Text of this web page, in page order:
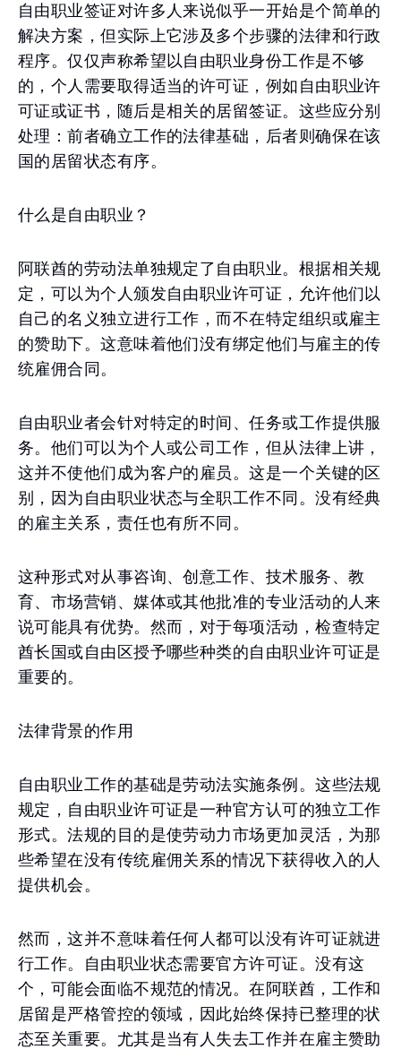
自由职业签证对许多人来说似乎一开始是个简单的
解决方案，但实际上它涉及多个步骤的法律和行政
程序。仅仅声称希望以自由职业身份工作是不够
的，个人需要取得适当的许可证，例如自由职业许
可证或证书，随后是相关的居留签证。这些应分别
处理：前者确立工作的法律基础，后者则确保在该
国的居留状态有序。
什么是自由职业？
阿联酋的劳动法单独规定了自由职业。根据相关规
定，可以为个人颁发自由职业许可证，允许他们以
自己的名义独立进行工作，而不在特定组织或雇主
的赞助下。这意味着他们没有绑定他们与雇主的传
统雇佣合同。
自由职业者会针对特定的时间、任务或工作提供服
务。他们可以为个人或公司工作，但从法律上讲，
这并不使他们成为客户的雇员。这是一个关键的区
别，因为自由职业状态与全职工作不同。没有经典
的雇主关系，责任也有所不同。
这种形式对从事咨询、创意工作、技术服务、教
育、市场营销、媒体或其他批准的专业活动的人来
说可能具有优势。然而，对于每项活动，检查特定
酋长国或自由区授予哪些种类的自由职业许可证是
重要的。
法律背景的作用
自由职业工作的基础是劳动法实施条例。这些法规
规定，自由职业许可证是一种官方认可的独立工作
形式。法规的目的是使劳动力市场更加灵活，为那
些希望在没有传统雇佣关系的情况下获得收入的人
提供机会。
然而，这并不意味着任何人都可以没有许可证就进
行工作。自由职业状态需要官方许可证。没有这
个，可能会面临不规范的情况。在阿联酋，工作和
居留是严格管控的领域，因此始终保持已整理的状
态至关重要。尤其是当有人失去工作并在雇主赞助